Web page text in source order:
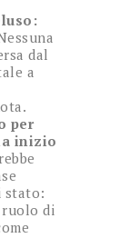
dal
a
per
inizio
stato:
ruolo di